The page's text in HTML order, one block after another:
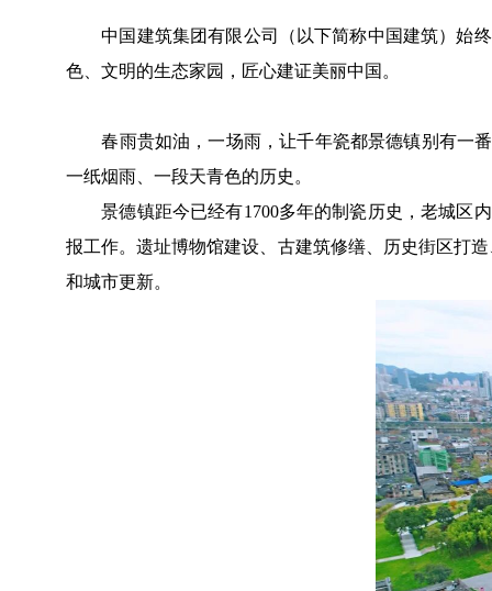
中国建筑集团有限公司（以下简称中国建筑）始终
色、文明的生态家园，匠心建证美丽中国。
春雨贵如油，一场雨，让千年瓷都景德镇别有一番
一纸烟雨、一段天青色的历史。
景德镇距今已经有1700多年的制瓷历史，老城区内
报工作。遗址博物馆建设、古建筑修缮、历史街区打
和城市更新。